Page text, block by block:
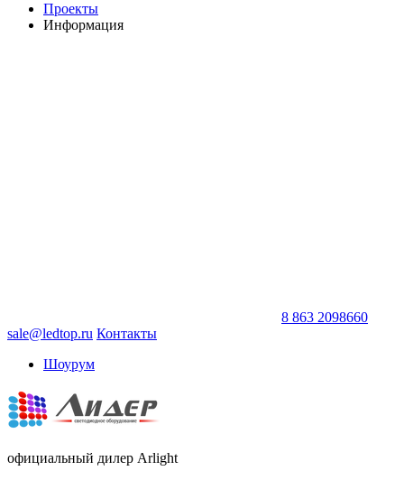
Проекты
Информация
8 863 2098660
sale@ledtop.ru Контакты
Шоурум
официальный дилер Arlight